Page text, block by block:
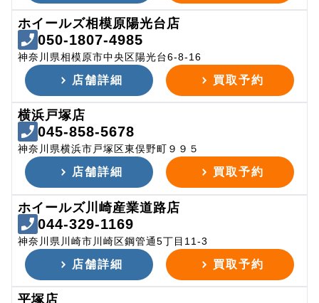
ホイールズ相模原陽光台店
050-1807-4985
神奈川県相模原市中央区陽光台6-8-16
店舗詳細 買取予約
横浜戸塚店
045-858-5678
神奈川県横浜市戸塚区東俣野町９９５
店舗詳細 買取予約
ホイールズ川崎産業道路店
044-329-1169
神奈川県川崎市川崎区鋼管通5丁目11-3
店舗詳細 買取予約
平塚店